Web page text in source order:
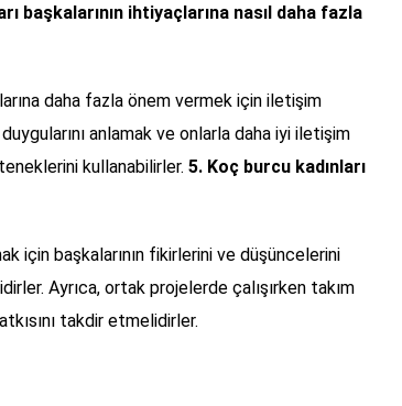
başkalarının ihtiyaçlarına nasıl daha fazla
daha fazla önem vermek için iletişim
anlamak ve onlarla daha iyi iletişim
kullanabilirler. 5. Koç burcu kadınları
için başkalarının fikirlerini ve düşüncelerini
Ayrıca, ortak projelerde çalışırken takım
takdir etmelidirler.